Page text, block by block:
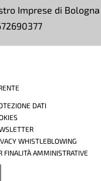
Imprese di Bologna
DATI
WHISTLEBLOWING
FINALITÀ AMMINISTRATIVE